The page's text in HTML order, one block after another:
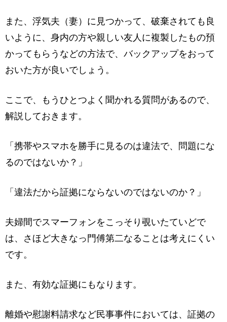
また、浮気夫（妻）に見つかって、破棄されても良
いように、身内の方や親しい友人に複製したもの預
かってもらうなどの方法で、バックアップをおって
おいた方が良いでしょう。
ここで、もうひとつよく聞かれる質問があるので、
解説しておきます。
「携帯やスマホを勝手に見るのは違法で、問題にな
るのではないか？」
「違法だから証拠にならないのではないのか？」
夫婦間でスマーフォンをこっそり覗いたていどで
は、さほど大きなっ門傅第二なることは考えにくい
です。
また、有効な証拠にもなります。
離婚や慰謝料請求など民事事件においては、証拠の